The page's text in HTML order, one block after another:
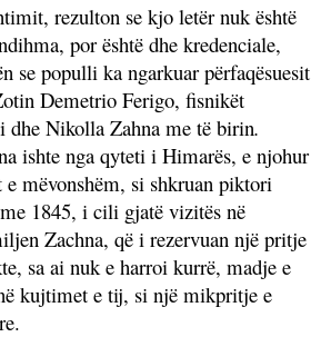
rezulton se kjo letër nuk është
por është dhe kredenciale,
se populli ka ngarkuar përfaqësuesit
Demetrio Ferigo, fisnikët
Nikolla Zahna me të birin.
ishte nga qyteti i Himarës, e njohur
e mëvonshëm, si shkruan piktori
1845, i cili gjatë vizitës në
Zachna, që i rezervuan një pritje
sa ai nuk e harroi kurrë, madje e
kujtimet e tij, si një mikpritje e